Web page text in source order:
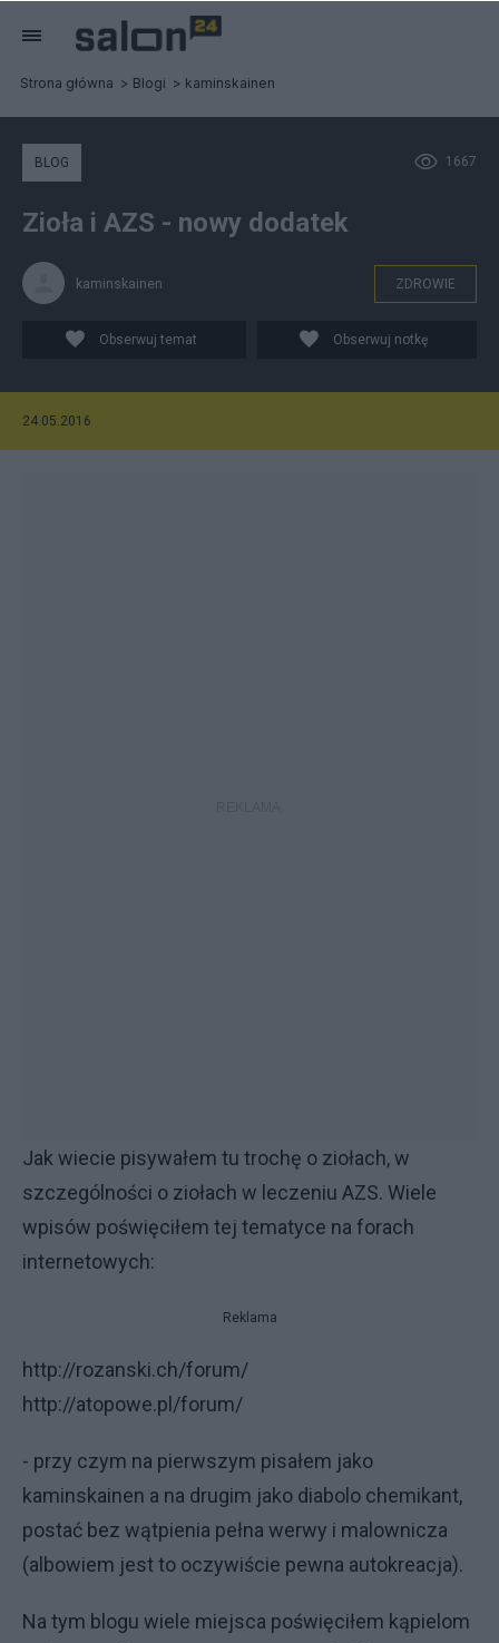
Strona główna Blogi kaminskainen
1667
BLOG
Zioła i AZS - nowy dodatek
kaminskainen ZDROWIE
Obserwuj temat Obserwuj notkę
24.05.2016
Jak wiecie pisywałem tu trochę o ziołach, w
szczególności o ziołach w leczeniu AZS. Wiele
wpisów poświęciłem tej tematyce na forach
internetowych:
Reklama
http://rozanski.ch/forum/
http://atopowe.pl/forum/
- przy czym na pierwszym pisałem jako
kaminskainen a na drugim jako diabolo chemikant,
postać bez wątpienia pełna werwy i malownicza
(albowiem jest to oczywiście pewna autokreacja).
Na tym blogu wiele miejsca poświęciłem kąpielom